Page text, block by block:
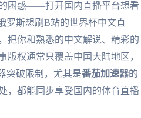
困惑——打开国内直播平台想看
罗斯想刷B站的世界杯中文直
把你和熟悉的中文解说、精彩的
权通常只覆盖中国大陆地区，
突破限制，尤其是番茄加速器的
，都能同步享受国内的体育直播